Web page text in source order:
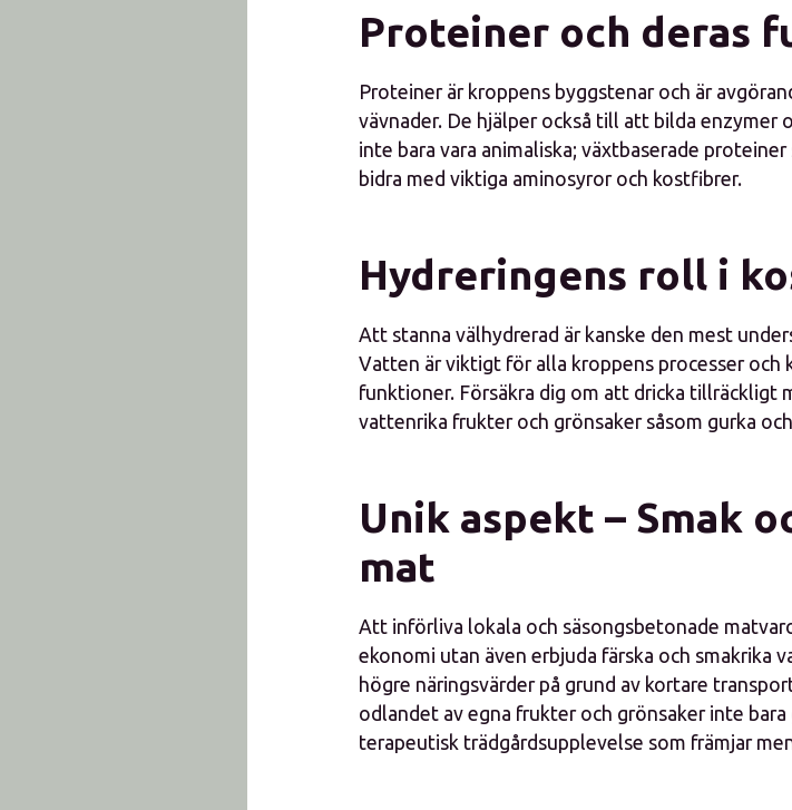
Proteiner och deras
Proteiner är kroppens byggstenar och är
vävnader. De hjälper också till att bilda
inte bara vara animaliska; växtbaserade
bidra med viktiga aminosyror och kostfibrer.
Hydreringens roll i
Att stanna välhydrerad är kanske den mest
Vatten är viktigt för alla kroppens processer och
funktioner. Försäkra dig om att dricka tillräckligt
vattenrika frukter och grönsaker såsom gurka
Unik aspekt – Smak
mat
Att införliva lokala och säsongsbetonade
ekonomi utan även erbjuda färska och smakrika
högre näringsvärder på grund av kortare
odlandet av egna frukter och grönsaker inte bara
terapeutisk trädgårdsupplevelse som främjar